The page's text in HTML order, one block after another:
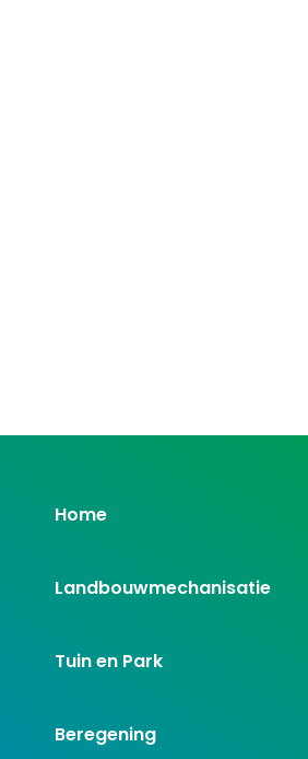
Home
Landbouwmechanisatie
Tuin en Park
Beregening